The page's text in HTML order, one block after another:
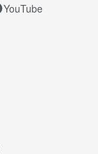
YouTube